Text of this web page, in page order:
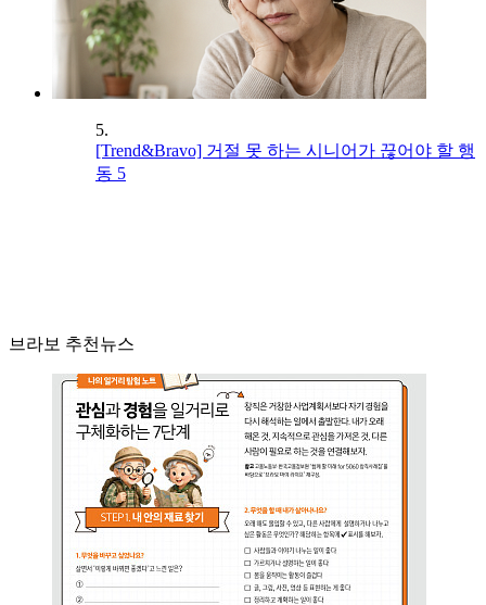
5.
[Trend&Bravo] 거절 못 하는 시니어가 끊어야 할 행
동 5
브라보 추천뉴스